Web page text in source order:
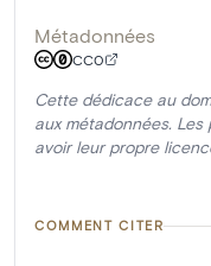
Métadonnées
CC0
Cette dédicace au
aux métadonnées.
avoir leur propre
COMMENT CITER